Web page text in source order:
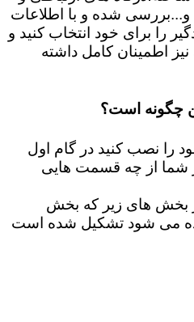
و...بررسی شده و با اطلاعات
را برای خود انتخاب کنید و
نیز اطمینان کامل داشته
چگونه است؟
را نصب کنید در گام اول
شما از چه قسمت هایی
بخش های زیر که بخش
می شود تشکیل شده است